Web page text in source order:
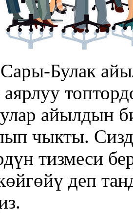
Булак
айылдын
чыкты.
тизмеси
деп